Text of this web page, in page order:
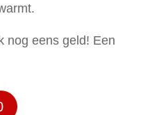
nog eens geld! Een